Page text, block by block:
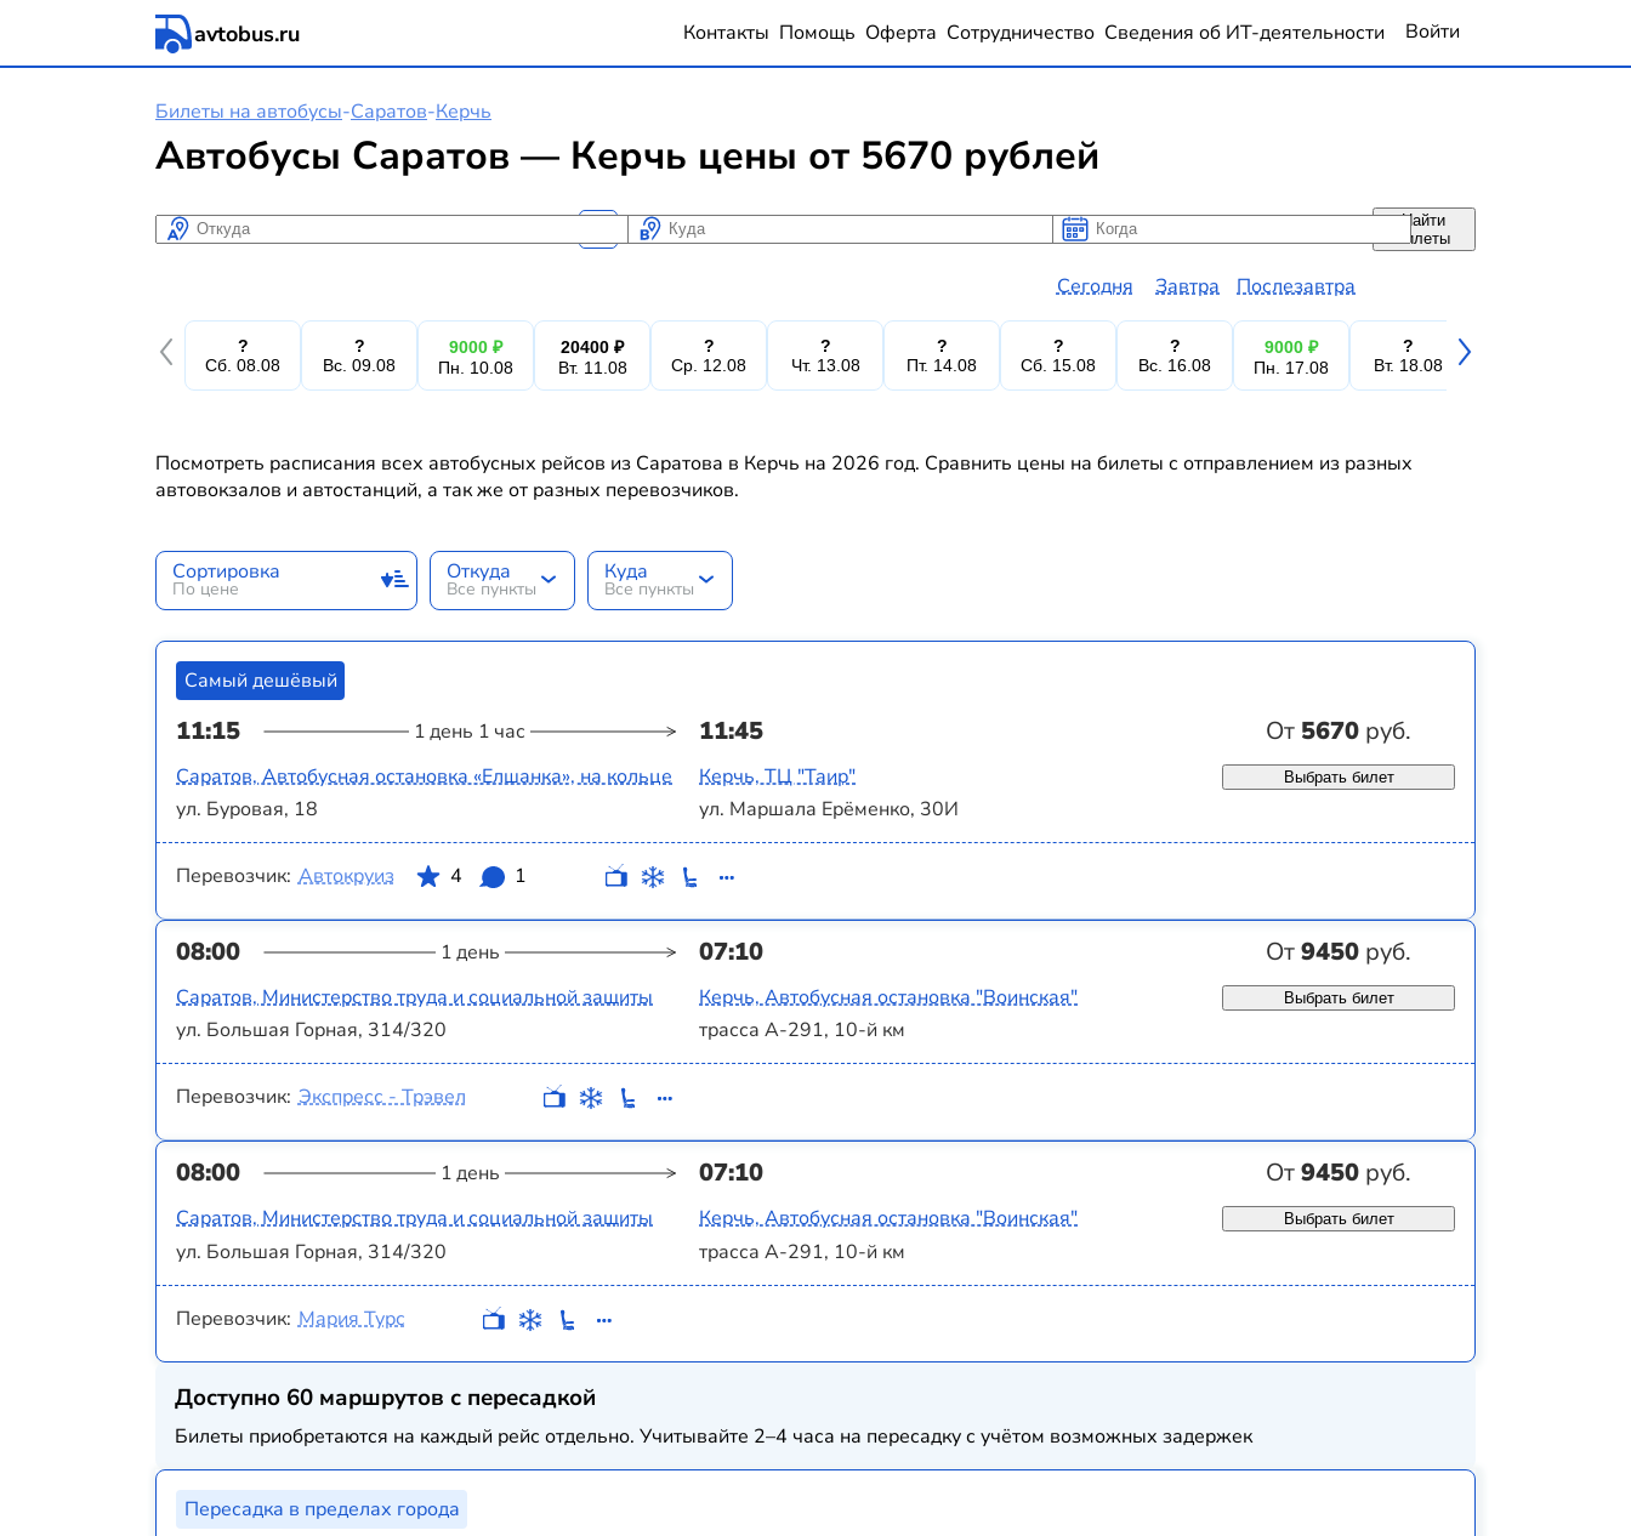
avtobus.ru Контакты Помощь Оферта Сотрудничество Сведения об ИТ-деятельности Войти
Билеты на автобусы-Саратов-Керчь
Автобусы Саратов — Керчь цены от 5670 рублей
Откуда Куда Когда
Когда
Сегодня Завтра Послезавтра
Найти
билеты
?
Сб. 08.08
?
Вс. 09.08
9000 ₽
Пн. 10.08
20400 ₽
Вт. 11.08
?
Ср. 12.08
?
Чт. 13.08
?
Пт. 14.08
?
Сб. 15.08
?
Вс. 16.08
9000 ₽
Пн. 17.08
?
Вт. 18.08
Посмотреть расписания всех автобусных рейсов из Саратова в Керчь на 2026 год. Сравнить цены на билеты с отправлением из разных
автовокзалов и автостанций, а так же от разных перевозчиков.
Сортировка
По цене
Откуда
Все пункты
Куда
Все пункты
Самый дешёвый
11:15 1 день 1 час 11:45 От 5670 руб.
Саратов, Автобусная остановка «Елшанка‎», на кольце
ул. Буровая, 18
Керчь, ТЦ "Таир"
ул. Маршала Ерёменко, 30И
Выбрать билет
Перевозчик: Автокруиз 4 1
08:00 1 день 07:10 От9450 руб.
Саратов, Министерство труда и социальной защиты
ул. Большая Горная, 314/320
Керчь, Автобусная остановка "Воинская"
трасса А-291, 10-й км
Выбрать билет
Перевозчик: Экспресс - Трэвел
08:00 1 день 07:10 От9450 руб.
Саратов, Министерство труда и социальной защиты
ул. Большая Горная, 314/320
Керчь, Автобусная остановка "Воинская"
трасса А-291, 10-й км
Выбрать билет
Перевозчик: Мария Турс
Доступно 60 маршрутов с пересадкой
Билеты приобретаются на каждый рейс отдельно. Учитывайте 2–4 часа на пересадку с учётом возможных задержек
Пересадка в пределах города